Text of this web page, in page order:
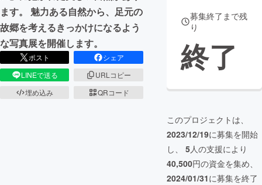
ます。 魅力ある自然から、足元の
故郷を考えるきっかけになるよう
な写真展を開催します。
ポスト
シェア
LINEで送る
URLコピー
埋め込み
QRコード
募集終了まで残
り
終了
このプロジェクトは、
2023/12/19に募集を開始
し、 5人の支援により
40,500円の資金を集め、
2024/01/31に募集を終了